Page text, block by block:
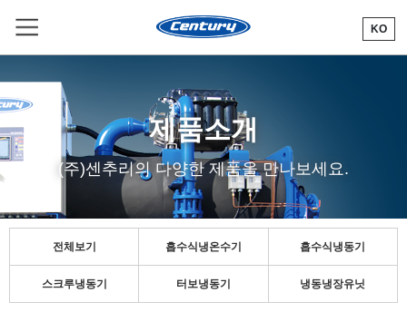
KO
제품소개
(주)센추리의 다양한 제품을 만나보세요.
전체보기 흡수식냉온수기 흡수식냉동기
스크루냉동기 터보냉동기 냉동냉장유닛